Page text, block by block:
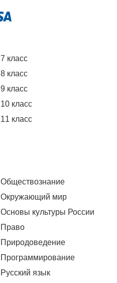
7 класс
8 класс
9 класс
10 класс
11 класс
Обществознание
Окружающий мир
Основы культуры России
Право
Природоведение
Программирование
Русский язык